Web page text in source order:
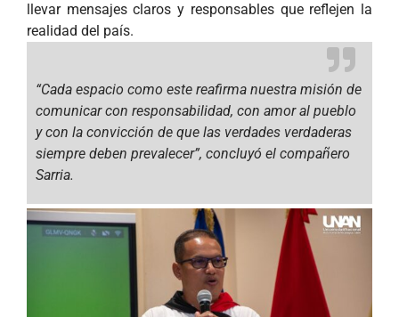
llevar mensajes claros y responsables que reflejen la
realidad del país.
“Cada espacio como este reafirma nuestra misión de
comunicar con responsabilidad, con amor al pueblo
y con la convicción de que las verdades verdaderas
siempre deben prevalecer”, concluyó el compañero
Sarria.